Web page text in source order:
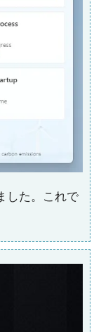
した。これで